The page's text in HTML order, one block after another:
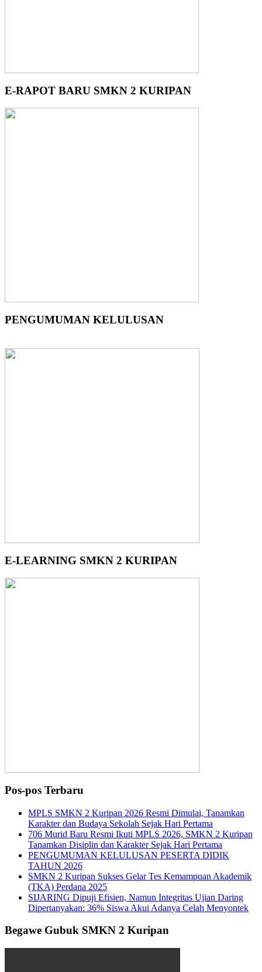
E-RAPOT BARU SMKN 2 KURIPAN
PENGUMUMAN KELULUSAN
E-LEARNING SMKN 2 KURIPAN
Pos-pos Terbaru
MPLS SMKN 2 Kuripan 2026 Resmi Dimulai, Tanamkan
Karakter dan Budaya Sekolah Sejak Hari Pertama
706 Murid Baru Resmi Ikuti MPLS 2026, SMKN 2 Kuripan
Tanamkan Disiplin dan Karakter Sejak Hari Pertama
PENGUMUMAN KELULUSAN PESERTA DIDIK
TAHUN 2026
SMKN 2 Kuripan Sukses Gelar Tes Kemampuan Akademik
(TKA) Perdana 2025
SIJARING Dipuji Efisien, Namun Integritas Ujian Daring
Dipertanyakan: 36% Siswa Akui Adanya Celah Menyontek
Begawe Gubuk SMKN 2 Kuripan